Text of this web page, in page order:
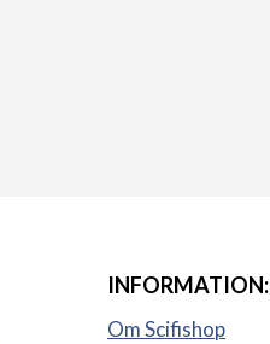
INFORMATION:
Om Scifishop